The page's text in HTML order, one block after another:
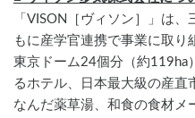
「VISON［ヴィソン］」は
もに産学官連携で事業に取り
東京ドーム24個分（約119ha
るホテル、日本最大級の産直
なんだ薬草湯、和食の食材メ